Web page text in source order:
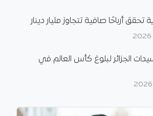
تحقق أرباحًا صافية تتجاوز مليار دينار
الجزائر لبلوغ كأس العالم في